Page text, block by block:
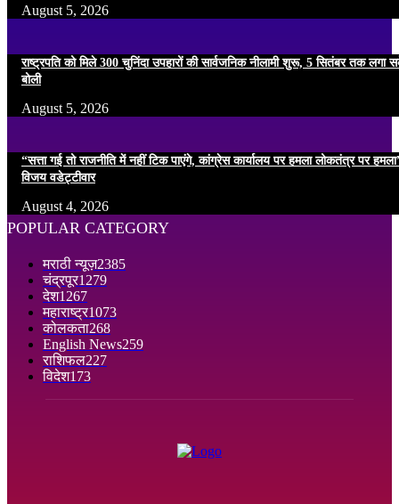
August 5, 2026
राष्ट्रपति को मिले 300 चुनिंदा उपहारों की सार्वजनिक नीलामी शुरू, 5 सितंबर तक लगा
बोली
August 5, 2026
“सत्ता गई तो राजनीति में नहीं टिक पाएंगे, कांग्रेस कार्यालय पर हमला लोकतंत्र पर
विजय वडेट्टीवार
August 4, 2026
POPULAR CATEGORY
मराठी न्यूज़2385
चंद्रपूर1279
देश1267
महाराष्ट्र1073
कोलकता268
English News259
राशिफल227
विदेश173